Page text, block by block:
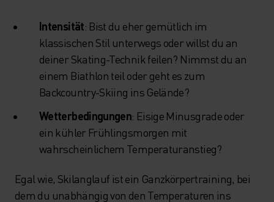
Intensität: Bist du eher gemütlich im
klassischen Stil unterwegs oder willst du an
deiner Skating-Technik feilen? Nimmst du an
einem Biathlon teil oder geht es zum
Backcountry-Skiing ins Gelände?
Wetterbedingungen: Eisige Minusgrade oder
ein kühler Frühlingsmorgen mit
wahrscheinlichem Temperaturanstieg?
Egal wie, Skilanglauf ist ein Ganzkörpertraining, bei
dem du unabhängig von den Temperaturen ins